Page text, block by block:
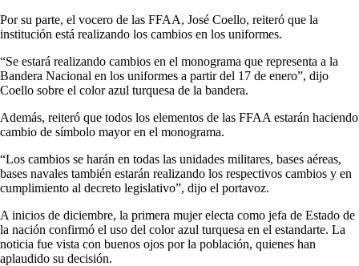
Por su parte, el vocero de las FFAA, José Coello, reiteró que la
institución está realizando los cambios en los uniformes.
“Se estará realizando cambios en el monograma que representa a la
Bandera Nacional en los uniformes a partir del 17 de enero”, dijo
Coello sobre el color azul turquesa de la bandera.
Además, reiteró que todos los elementos de las FFAA estarán haciendo
cambio de símbolo mayor en el monograma.
“Los cambios se harán en todas las unidades militares, bases aéreas,
bases navales también estarán realizando los respectivos cambios y en
cumplimiento al decreto legislativo”, dijo el portavoz.
A inicios de diciembre, la primera mujer electa como jefa de Estado de
la nación confirmó el uso del color azul turquesa en el estandarte. La
noticia fue vista con buenos ojos por la población, quienes han
aplaudido su decisión.